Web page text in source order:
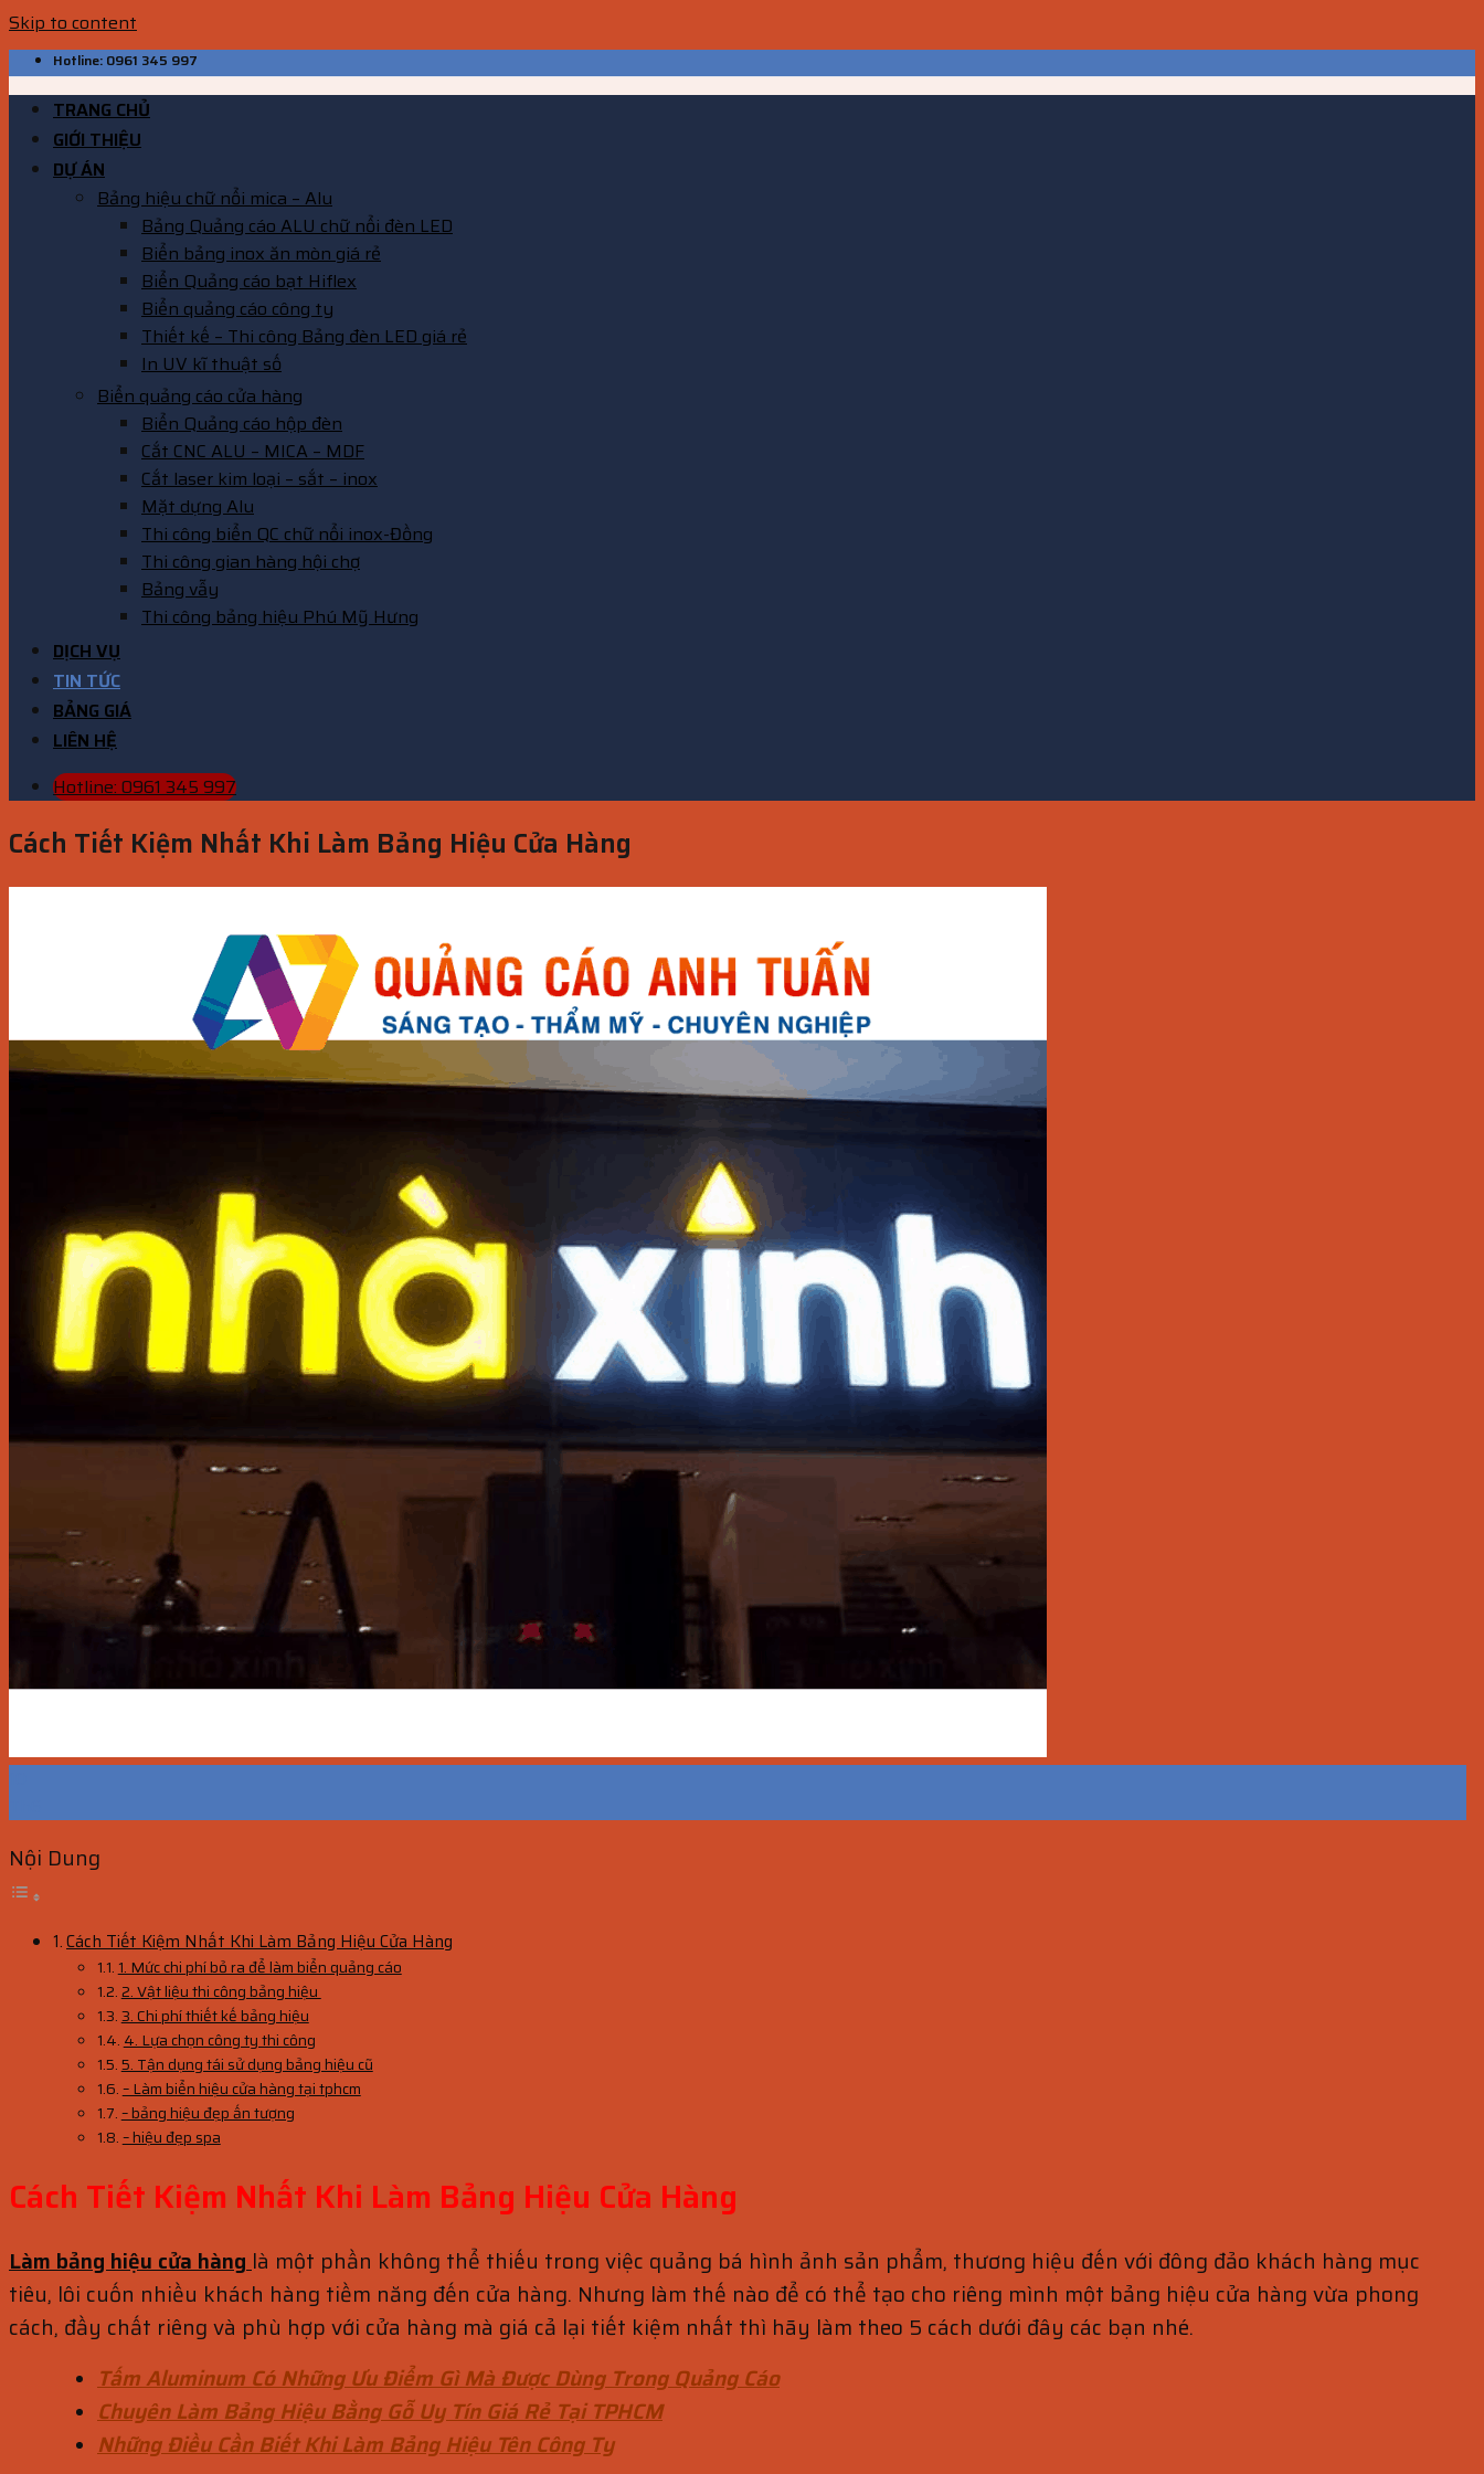
Skip to content
Hotline: 0961 345 997
TRANG CHỦ
GIỚI THIỆU
DỰ ÁN
Bảng hiệu chữ nổi mica – Alu
Bảng Quảng cáo ALU chữ nổi đèn LED
Biển bảng inox ăn mòn giá rẻ
Biển Quảng cáo bạt Hiflex
Biển quảng cáo công ty
Thiết kế – Thi công Bảng đèn LED giá rẻ
In UV kĩ thuật số
Biển quảng cáo cửa hàng
Biển Quảng cáo hộp đèn
Cắt CNC ALU – MICA – MDF
Cắt laser kim loại – sắt – inox
Mặt dựng Alu
Thi công biển QC chữ nổi inox-Đồng
Thi công gian hàng hội chợ
Bảng vẫy
Thi công bảng hiệu Phú Mỹ Hưng
DỊCH VỤ
TIN TỨC
BẢNG GIÁ
LIÊN HỆ
Hotline: 0961 345 997
Cách Tiết Kiệm Nhất Khi Làm Bảng Hiệu Cửa Hàng
Nội Dung
Cách Tiết Kiệm Nhất Khi Làm Bảng Hiệu Cửa Hàng
1. Mức chi phí bỏ ra để làm biển quảng cáo
2. Vật liệu thi công bảng hiệu
3. Chi phí thiết kế bảng hiệu
4. Lựa chọn công ty thi công
5. Tận dụng tái sử dụng bảng hiệu cũ
– Làm biển hiệu cửa hàng tại tphcm
– bảng hiệu đẹp ấn tượng
– hiệu đẹp spa
Cách Tiết Kiệm Nhất Khi Làm Bảng Hiệu Cửa Hàng
Làm bảng hiệu cửa hàng là một phần không thể thiếu trong việc quảng bá hình ảnh sản phẩm, thương hiệu đến với đông đảo khách hàng mục
tiêu, lôi cuốn nhiều khách hàng tiềm năng đến cửa hàng. Nhưng làm thế nào để có thể tạo cho riêng mình một bảng hiệu cửa hàng vừa phong
cách, đầy chất riêng và phù hợp với cửa hàng mà giá cả lại tiết kiệm nhất thì hãy làm theo 5 cách dưới đây các bạn nhé.
Tấm Aluminum Có Những Ưu Điểm Gì Mà Được Dùng Trong Quảng Cáo
Chuyên Làm Bảng Hiệu Bằng Gỗ Uy Tín Giá Rẻ Tại TPHCM
Những Điều Cần Biết Khi Làm Bảng Hiệu Tên Công Ty